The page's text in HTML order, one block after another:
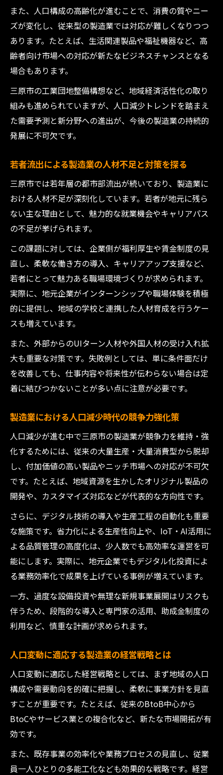
また、人口構成の高齢化が進むことで、消費の質やニー
ズが変化し、従来型の製造業では対応が難しくなりつつ
あります。たとえば、生活関連製品や福祉機器など、高
齢者向け市場への対応が新たなビジネスチャンスとなる
場合もあります。
三原市の工業団地整備構想など、地域経済活性化の取り
組みも進められていますが、人口減少トレンドを踏まえ
た需要予測と新分野への進出が、今後の製造業の持続的
発展に不可欠です。
若者流出による製造業の人材不足と対策を探る
三原市では若年層の都市部流出が続いており、製造業に
おける人材不足が深刻化しています。若者が地元に残ら
ない主な理由として、魅力的な就業機会やキャリアパス
の不足が挙げられます。
この課題に対しては、企業側が福利厚生や賃金制度の見
直し、柔軟な働き方の導入、キャリアアップ支援など、
若者にとって魅力ある職場環境づくりが求められます。
実際に、地元企業がインターンシップや職場体験を積極
的に提供し、地域の学校と連携した人材育成を行うケー
スも増えています。
また、外部からのUIターン人材や外国人材の受け入れ拡
大も重要な対策です。失敗例としては、単に条件面だけ
を改善しても、仕事内容や将来性が伝わらない場合は定
着に結びつかないことが多い点に注意が必要です。
製造業における人口減少時代の競争力強化策
人口減少が進む中で三原市の製造業が競争力を維持・強
化するためには、従来の大量生産・大量消費型から脱却
し、付加価値の高い製品やニッチ市場への対応が不可欠
です。たとえば、地域資源を生かしたオリジナル製品の
開発や、カスタマイズ対応などが代表的な方向性です。
さらに、デジタル技術の導入や生産工程の自動化も重要
な施策です。省力化による生産性向上や、IoT・AI活用に
よる品質管理の高度化は、少人数でも高効率な運営を可
能にします。実際に、地元企業でもデジタル化投資によ
る業務効率化で成果を上げている事例が増えています。
一方、過度な設備投資や無理な新規事業展開はリスクも
伴うため、段階的な導入と専門家の活用、助成金制度の
利用など、慎重な計画が求められます。
人口変動に適応する製造業の経営戦略とは
人口変動に適応した経営戦略としては、まず地域の人口
構成や需要動向を的確に把握し、柔軟に事業方針を見直
すことが重要です。たとえば、従来のBtoB中心から
BtoCやサービス業との複合化など、新たな市場開拓が有
効です。
また、既存事業の効率化や業務プロセスの見直し、従業
員一人ひとりの多能工化なども効果的な戦略です。経営